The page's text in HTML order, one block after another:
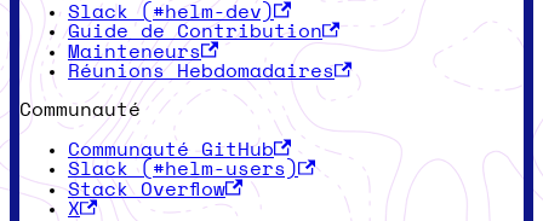
Slack (#helm-dev)
Guide de Contribution
Mainteneurs
Réunions Hebdomadaires
Communauté
Communauté GitHub
Slack (#helm-users)
Stack Overflow
X